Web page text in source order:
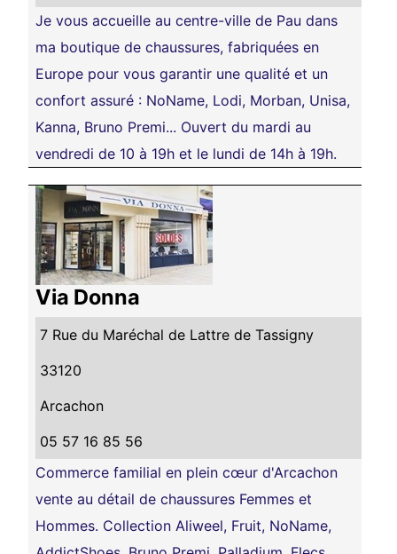
Je vous accueille au centre-ville de Pau dans
ma boutique de chaussures, fabriquées en
Europe pour vous garantir une qualité et un
confort assuré : NoName, Lodi, Morban, Unisa,
Kanna, Bruno Premi... Ouvert du mardi au
vendredi de 10 à 19h et le lundi de 14h à 19h.
Via Donna
7 Rue du Maréchal de Lattre de Tassigny
33120
Arcachon
05 57 16 85 56
Commerce familial en plein cœur d'Arcachon
vente au détail de chaussures Femmes et
Hommes. Collection Aliweel, Fruit, NoName,